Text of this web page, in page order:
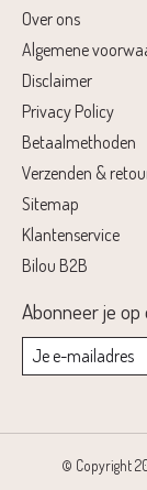
Over ons
Algemene
Disclaimer
Privacy Policy
Betaalmethoden
Verzenden &
Sitemap
Klantenservice
Bilou B2B
Abonneer je
© Copyright